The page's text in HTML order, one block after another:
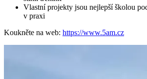
Vlastní projekty jsou nejlepší školou
v praxi
Koukněte na web: https://www.5am.cz